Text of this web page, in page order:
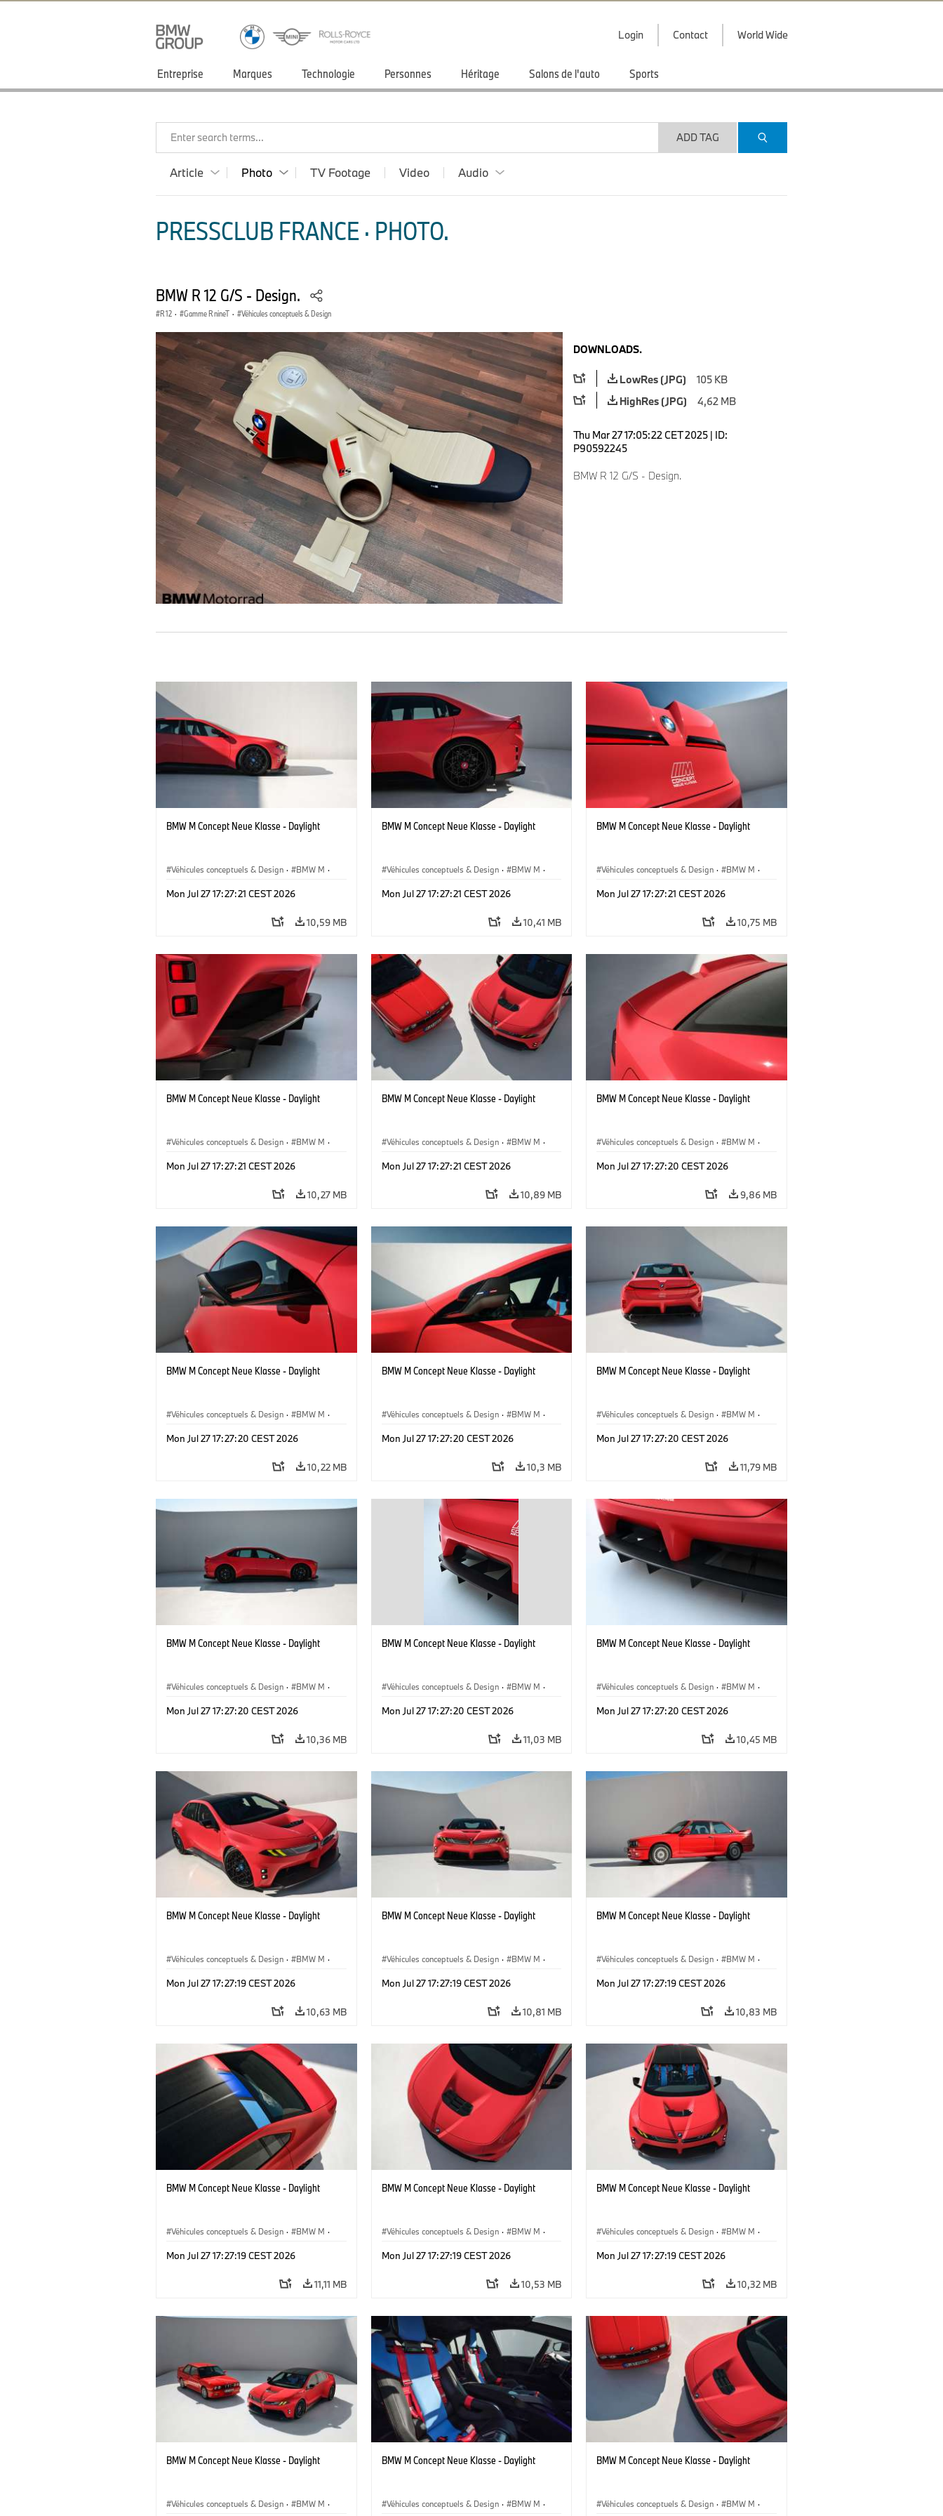
Login Contact World Wide
Entreprise Marques Technologie Personnes Héritage Salons de l'auto Sports
Enter search terms... ADD TAG
Article Photo TV Footage Video Audio
PRESSCLUB FRANCE · PHOTO.
BMW R 12 G/S - Design.
R 12 · Gamme R nineT · Véhicules conceptuels & Design
DOWNLOADS.
LowRes (JPG)
105 KB
HighRes (JPG)
4,62 MB
Thu Mar 27 17:05:22 CET 2025 | ID:
P90592245
BMW R 12 G/S - Design.
BMW M Concept Neue Klasse - Daylight
Véhicules conceptuels & Design · BMW M ·
Mon Jul 27 17:27:21 CEST 2026
10,59 MB
BMW M Concept Neue Klasse - Daylight
Véhicules conceptuels & Design · BMW M ·
Mon Jul 27 17:27:21 CEST 2026
10,41 MB
BMW M Concept Neue Klasse - Daylight
Véhicules conceptuels & Design · BMW M ·
Mon Jul 27 17:27:21 CEST 2026
10,75 MB
BMW M Concept Neue Klasse - Daylight
Véhicules conceptuels & Design · BMW M ·
Mon Jul 27 17:27:21 CEST 2026
10,27 MB
BMW M Concept Neue Klasse - Daylight
Véhicules conceptuels & Design · BMW M ·
Mon Jul 27 17:27:21 CEST 2026
10,89 MB
BMW M Concept Neue Klasse - Daylight
Véhicules conceptuels & Design · BMW M ·
Mon Jul 27 17:27:20 CEST 2026
9,86 MB
BMW M Concept Neue Klasse - Daylight
Véhicules conceptuels & Design · BMW M ·
Mon Jul 27 17:27:20 CEST 2026
10,22 MB
BMW M Concept Neue Klasse - Daylight
Véhicules conceptuels & Design · BMW M ·
Mon Jul 27 17:27:20 CEST 2026
10,3 MB
BMW M Concept Neue Klasse - Daylight
Véhicules conceptuels & Design · BMW M ·
Mon Jul 27 17:27:20 CEST 2026
11,79 MB
BMW M Concept Neue Klasse - Daylight
Véhicules conceptuels & Design · BMW M ·
Mon Jul 27 17:27:20 CEST 2026
10,36 MB
BMW M Concept Neue Klasse - Daylight
Véhicules conceptuels & Design · BMW M ·
Mon Jul 27 17:27:20 CEST 2026
11,03 MB
BMW M Concept Neue Klasse - Daylight
Véhicules conceptuels & Design · BMW M ·
Mon Jul 27 17:27:20 CEST 2026
10,45 MB
BMW M Concept Neue Klasse - Daylight
Véhicules conceptuels & Design · BMW M ·
Mon Jul 27 17:27:19 CEST 2026
10,63 MB
BMW M Concept Neue Klasse - Daylight
Véhicules conceptuels & Design · BMW M ·
Mon Jul 27 17:27:19 CEST 2026
10,81 MB
BMW M Concept Neue Klasse - Daylight
Véhicules conceptuels & Design · BMW M ·
Mon Jul 27 17:27:19 CEST 2026
10,83 MB
BMW M Concept Neue Klasse - Daylight
Véhicules conceptuels & Design · BMW M ·
Mon Jul 27 17:27:19 CEST 2026
11,11 MB
BMW M Concept Neue Klasse - Daylight
Véhicules conceptuels & Design · BMW M ·
Mon Jul 27 17:27:19 CEST 2026
10,53 MB
BMW M Concept Neue Klasse - Daylight
Véhicules conceptuels & Design · BMW M ·
Mon Jul 27 17:27:19 CEST 2026
10,32 MB
BMW M Concept Neue Klasse - Daylight
Véhicules conceptuels & Design · BMW M ·
BMW M Concept Neue Klasse - Daylight
Véhicules conceptuels & Design · BMW M ·
BMW M Concept Neue Klasse - Daylight
Véhicules conceptuels & Design · BMW M ·